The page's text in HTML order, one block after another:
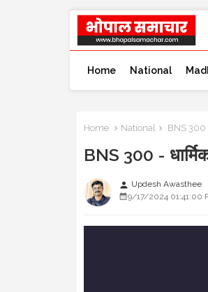
Home National
Home National BNS 300 -
BNS 300 -
person Updesh Awasthee
9/17/2024 01:41:00